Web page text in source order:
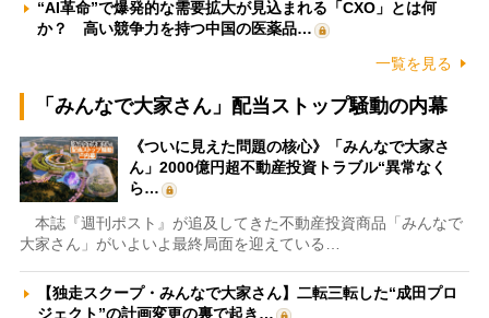
“AI革命”で爆発的な需要拡大が見込まれる「CXO」とは何
か？ 高い競争力を持つ中国の医薬品…
一覧を見る
「みんなで大家さん」配当ストップ騒動の内幕
《ついに見えた問題の核心》「みんなで大家さ
ん」2000億円超不動産投資トラブル“異常なく
ら…
本誌『週刊ポスト』が追及してきた不動産投資商品「みんなで
大家さん」がいよいよ最終局面を迎えている…
【独走スクープ・みんなで大家さん】二転三転した“成田プロ
ジェクト”の計画変更の裏で起き…